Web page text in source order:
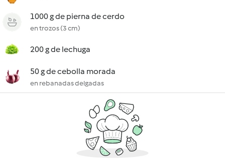
1000 g de pierna de cerdo
en trozos (3 cm)
200 g de lechuga
50 g de cebolla morada
en rebanadas delgadas